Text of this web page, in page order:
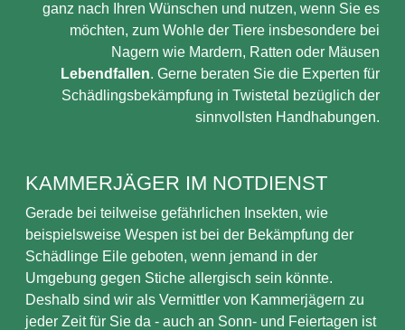
ganz nach Ihren Wünschen und nutzen, wenn Sie es
möchten, zum Wohle der Tiere insbesondere bei
Nagern wie Mardern, Ratten oder Mäusen
Lebendfallen. Gerne beraten Sie die Experten für
Schädlingsbekämpfung in Twistetal bezüglich der
sinnvollsten Handhabungen.
KAMMERJÄGER IM NOTDIENST
Gerade bei teilweise gefährlichen Insekten, wie
beispielsweise Wespen ist bei der Bekämpfung der
Schädlinge Eile geboten, wenn jemand in der
Umgebung gegen Stiche allergisch sein könnte.
Deshalb sind wir als Vermittler von Kammerjägern zu
jeder Zeit für Sie da - auch an Sonn- und Feiertagen ist